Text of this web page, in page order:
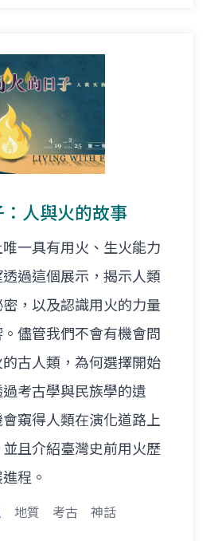
：人與火的故事
一具有用火、生火能力
過這個展示，揭示人類
，以及認識用火的力量
儘管我們不會有機會問
古人類，為何選擇開始
考古學與民族學的遺
窺得人類在演化道路上
且介紹臺灣史前用火歷
程。
地質 考古 神話